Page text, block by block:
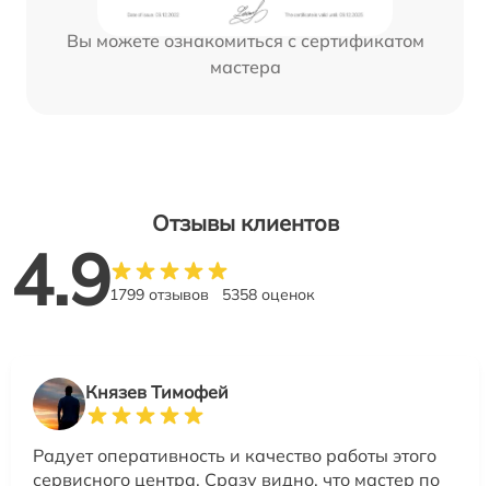
Вы можете ознакомиться с сертификатом
мастера
Отзывы клиентов
4.91799 отзывов 5358 оценок
Князев Тимофей
Радует оперативность и качество работы этого
сервисного центра. Сразу видно, что мастер по